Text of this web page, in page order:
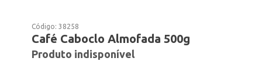
Código:38258
Café Caboclo Almofada 500g
Produto indisponível